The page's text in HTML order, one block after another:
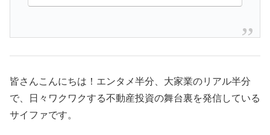
皆さんこんにちは！エンタメ半分、大家業のリアル半分
で、日々ワクワクする不動産投資の舞台裏を発信している
サイファです。